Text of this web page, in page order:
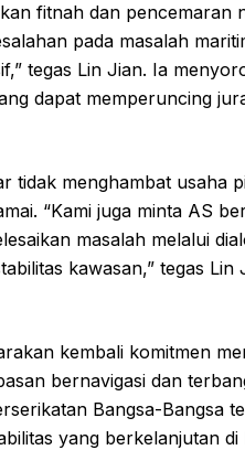
fitnah dan pencemaran
pada masalah
tegas Lin Jian. Ia
dapat memperuncing
tidak menghambat usaha
“Kami juga minta AS
masalah melalui
kawasan,” tegas Lin
kembali komitmen
bernavigasi dan
Bangsa-Bangsa
yang berkelanjutan di